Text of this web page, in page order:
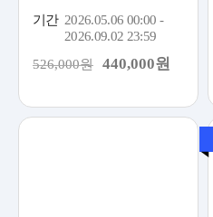
기간 2026.05.06 00:00 -
2026.09.02 23:59
526,000원
440,000원